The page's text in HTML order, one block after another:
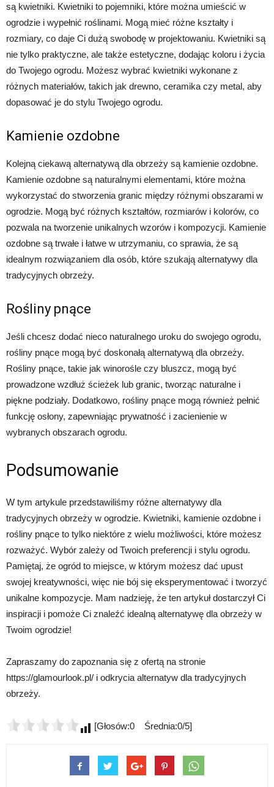
są kwietniki. Kwietniki to pojemniki, które można umieścić w
ogrodzie i wypełnić roślinami. Mogą mieć różne kształty i
rozmiary, co daje Ci dużą swobodę w projektowaniu. Kwietniki są
nie tylko praktyczne, ale także estetyczne, dodając koloru i życia
do Twojego ogrodu. Możesz wybrać kwietniki wykonane z
różnych materiałów, takich jak drewno, ceramika czy metal, aby
dopasować je do stylu Twojego ogrodu.
Kamienie ozdobne
Kolejną ciekawą alternatywą dla obrzeży są kamienie ozdobne.
Kamienie ozdobne są naturalnymi elementami, które można
wykorzystać do stworzenia granic między różnymi obszarami w
ogrodzie. Mogą być różnych kształtów, rozmiarów i kolorów, co
pozwala na tworzenie unikalnych wzorów i kompozycji. Kamienie
ozdobne są trwałe i łatwe w utrzymaniu, co sprawia, że są
idealnym rozwiązaniem dla osób, które szukają alternatywy dla
tradycyjnych obrzeży.
Rośliny pnące
Jeśli chcesz dodać nieco naturalnego uroku do swojego ogrodu,
rośliny pnące mogą być doskonałą alternatywą dla obrzeży.
Rośliny pnące, takie jak winorośle czy bluszcz, mogą być
prowadzone wzdłuż ścieżek lub granic, tworząc naturalne i
piękne podziały. Dodatkowo, rośliny pnące mogą również pełnić
funkcję osłony, zapewniając prywatność i zacienienie w
wybranych obszarach ogrodu.
Podsumowanie
W tym artykule przedstawiliśmy różne alternatywy dla
tradycyjnych obrzeży w ogrodzie. Kwietniki, kamienie ozdobne i
rośliny pnące to tylko niektóre z wielu możliwości, które możesz
rozważyć. Wybór zależy od Twoich preferencji i stylu ogrodu.
Pamiętaj, że ogród to miejsce, w którym możesz dać upust
swojej kreatywności, więc nie bój się eksperymentować i tworzyć
unikalne kompozycje. Mam nadzieję, że ten artykuł dostarczył Ci
inspiracji i pomoże Ci znaleźć idealną alternatywę dla obrzeży w
Twoim ogrodzie!
Zapraszamy do zapoznania się z ofertą na stronie
https://glamourlook.pl/ i odkrycia alternatyw dla tradycyjnych
obrzeży.
[Głosów:0 Średnia:0/5]